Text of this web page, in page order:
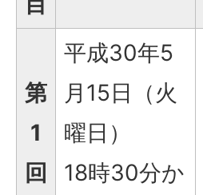
第
1
回
平成30年5
月15日（火
曜日）
18時30分か